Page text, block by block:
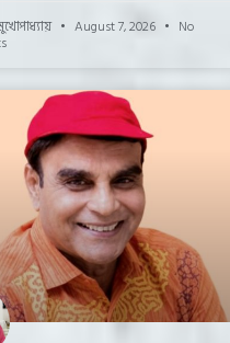
August 7, 2026 No